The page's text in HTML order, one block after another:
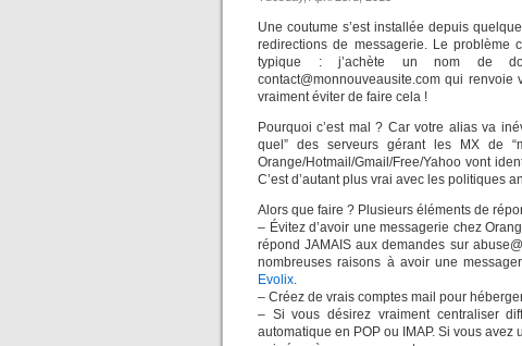
Une coutume s’est installée depuis
redirections de messagerie. Le problème
typique : j’achète un nom de
contact@monnouveausite.com qui
vraiment éviter de faire cela !
Pourquoi c’est mal ? Car votre alias va
quel” des serveurs gérant les MX de
Orange/Hotmail/Gmail/Free/Yahoo vont
C’est d’autant plus vrai avec les politiques
Alors que faire ? Plusieurs éléments de
– Évitez d’avoir une messagerie chez
répond JAMAIS aux demandes sur
nombreuses raisons à avoir une
Evolix.
– Créez de vrais comptes mail pour
– Si vous désirez vraiment centraliser
automatique en POP ou IMAP. Si vous